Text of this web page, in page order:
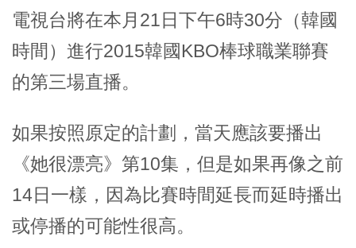
電視台將在本月21日下午6時30分（韓國
時間）進行2015韓國KBO棒球職業聯賽
的第三場直播。
如果按照原定的計劃，當天應該要播出
《她很漂亮》第10集，但是如果再像之前
14日一樣，因為比賽時間延長而延時播出
或停播的可能性很高。